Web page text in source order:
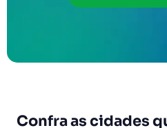
Confra as cidades